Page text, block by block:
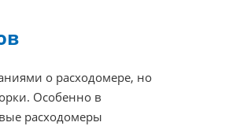
о расходомере, но
Особенно в
расходомеры